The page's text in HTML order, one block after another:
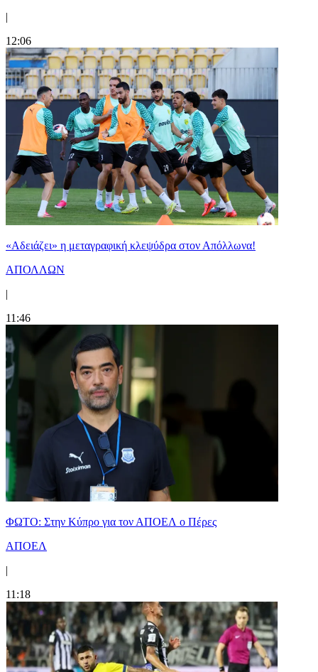
|
12:06
«Αδειάζει» η μεταγραφική κλεψύδρα στον Απόλλωνα!
ΑΠΟΛΛΩΝ
|
11:46
ΦΩΤΟ: Στην Κύπρο για τον ΑΠΟΕΛ ο Πέρες
ΑΠΟΕΛ
|
11:18